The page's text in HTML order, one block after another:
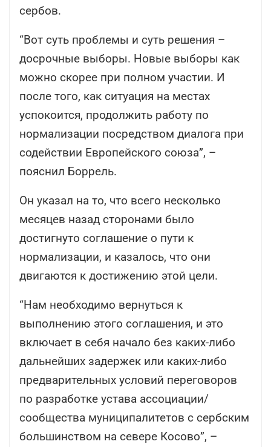
сербов.
“Вот суть проблемы и суть решения –
досрочные выборы. Новые выборы как
можно скорее при полном участии. И
после того, как ситуация на местах
успокоится, продолжить работу по
нормализации посредством диалога при
содействии Европейского союза”, –
пояснил Боррель.
Он указал на то, что всего несколько
месяцев назад сторонами было
достигнуто соглашение о пути к
нормализации, и казалось, что они
двигаются к достижению этой цели.
“Нам необходимо вернуться к
выполнению этого соглашения, и это
включает в себя начало без каких-либо
дальнейших задержек или каких-либо
предварительных условий переговоров
по разработке устава ассоциации/
сообщества муниципалитетов с сербским
большинством на севере Косово”, –